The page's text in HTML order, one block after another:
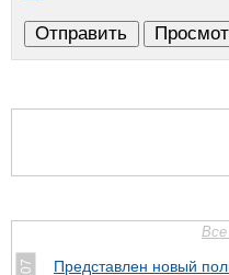
Представлен новый